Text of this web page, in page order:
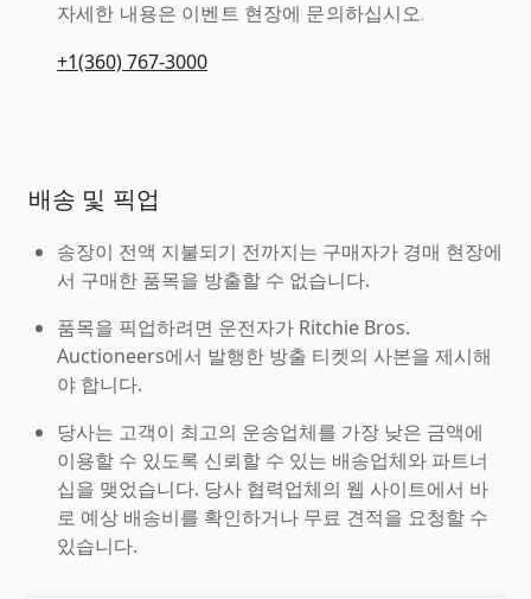
자세한 내용은 이벤트 현장에 문의하십시오.
+1(360) 767-3000
배송 및 픽업
송장이 전액 지불되기 전까지는 구매자가 경매 현장에
서 구매한 품목을 방출할 수 없습니다.
품목을 픽업하려면 운전자가 Ritchie Bros.
Auctioneers에서 발행한 방출 티켓의 사본을 제시해
야 합니다.
당사는 고객이 최고의 운송업체를 가장 낮은 금액에
이용할 수 있도록 신뢰할 수 있는 배송업체와 파트너
십을 맺었습니다. 당사 협력업체의 웹 사이트에서 바
로 예상 배송비를 확인하거나 무료 견적을 요청할 수
있습니다.